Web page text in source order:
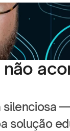
silenciosa
solução